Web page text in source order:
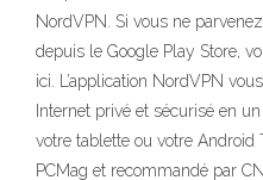
NordVPN. Si vous ne
depuis le Google Play Store,
ici. L’application NordVPN
Internet privé et sécurisé en
votre tablette ou votre Android
PCMag et recommandé par